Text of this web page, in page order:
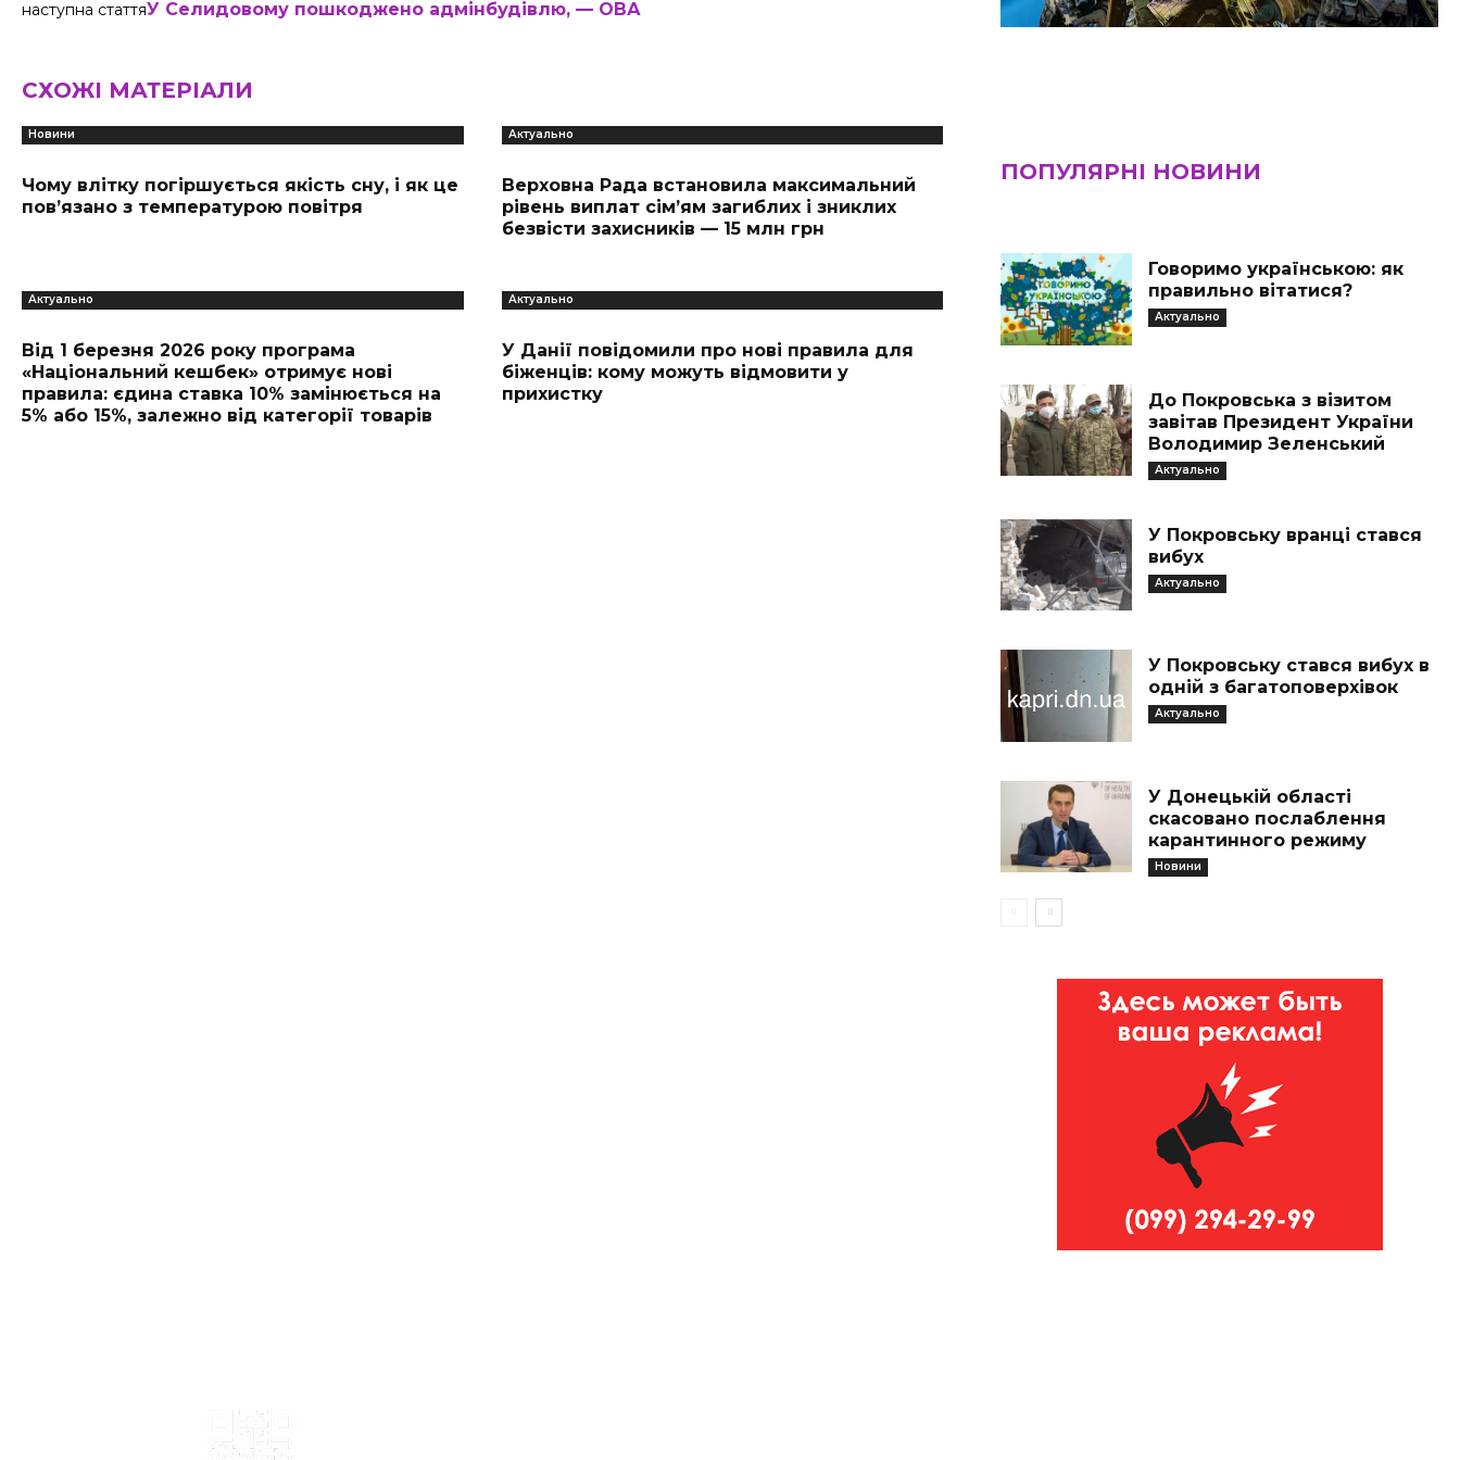
наступна статтяУ Селидовому пошкоджено адмінбудівлю, — ОВА
СХОЖІ МАТЕРІАЛИ
Новини
Чому влітку погіршується якість сну, і як це
пов’язано з температурою повітря
Актуально
Верховна Рада встановила максимальний
рівень виплат сім’ям загиблих і зниклих
безвісти захисників — 15 млн грн
Актуально
Від 1 березня 2026 року програма
«Національний кешбек» отримує нові
правила: єдина ставка 10% замінюється на
5% або 15%, залежно від категорії товарів
Актуально
У Данії повідомили про нові правила для
біженців: кому можуть відмовити у
прихистку
ПОПУЛЯРНІ НОВИНИ
Говоримо українською: як
правильно вітатися?
Актуально
До Покровська з візитом
завітав Президент України
Володимир Зеленський
Актуально
У Покровську вранці стався
вибух
Актуально
У Покровську стався вибух в
одній з багатоповерхівок
Актуально
У Донецькій області
скасовано послаблення
карантинного режиму
Новини